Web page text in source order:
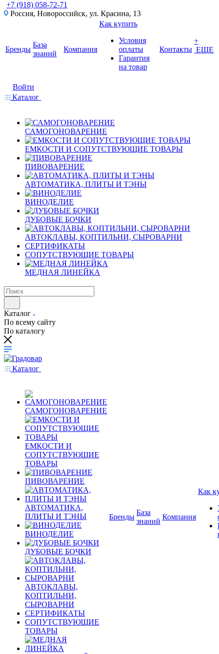
+7 (918) 058-72-71
Россия, Новороссийск, ул. Красина, 13
Бренды
База
знаний
Компания
Как купить
Условия
оплаты
Гарантия
на товар
Контакты
+
ЕЩЕ
Войти
Каталог
САМОГОНОВАРЕНИЕ
ЕМКОСТИ И СОПУТСТВУЮЩИЕ ТОВАРЫ
ПИВОВАРЕНИЕ
АВТОМАТИКА, ПЛИТЫ И ТЭНЫ
ВИНОДЕЛИЕ
ДУБОВЫЕ БОЧКИ
АВТОКЛАВЫ, КОПТИЛЬНИ, СЫРОВАРНИ
СЕРТИФИКАТЫ
СОПУТСТВУЮЩИЕ ТОВАРЫ
МЕДНАЯ ЛИНЕЙКА
Каталог
По всему сайту
По каталогу
Каталог
САМОГОНОВАРЕНИЕ
ЕМКОСТИ И
СОПУТСТВУЮЩИЕ
ТОВАРЫ
ПИВОВАРЕНИЕ
АВТОМАТИКА,
ПЛИТЫ И ТЭНЫ
ВИНОДЕЛИЕ
ДУБОВЫЕ БОЧКИ
АВТОКЛАВЫ,
КОПТИЛЬНИ,
СЫРОВАРНИ
СЕРТИФИКАТЫ
СОПУТСТВУЮЩИЕ
ТОВАРЫ
Бренды
База
знаний
Компания
Как